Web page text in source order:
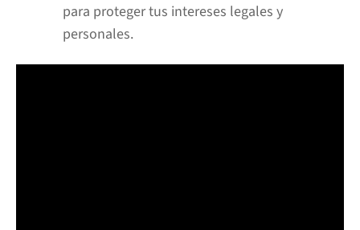
para proteger tus intereses legales y
personales.